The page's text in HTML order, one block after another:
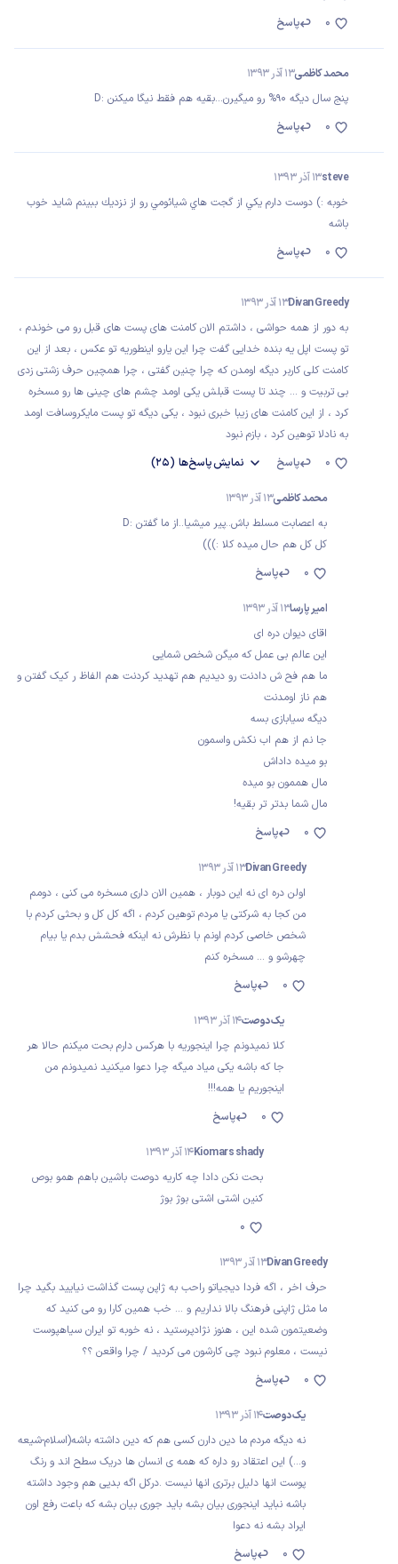
پاسخ
0
محمد کاظمی13 آذر 1393
پنج سال دیگه 90% رو میگیرن...بقیه هم فقط نیگا میکنن :D
پاسخ
0
steve13 آذر 1393
خوبه :) دوست دارم يكي از گجت هاي شيائومي رو از نزديك ببينم شايد خوب
باشه
پاسخ
0
Divan Greedy13 آذر 1393
به دور از همه حواشی ، داشتم الان کامنت های پست های قبل رو می خوندم ،
تو پست اپل یه بنده خدایی گفت چرا این یارو اینطوریه تو عکس ، بعد از این
کامنت کلی کاربر دیگه اومدن که چرا چنین گفتی ، چرا همچین حرف زشتی زدی
بی تربیت و ... چند تا پست قبلش یکی اومد چشم های چینی ها رو مسخره
کرد ، از این کامنت های زیبا خبری نبود ، یکی دیگه تو پست مایکروسافت اومد
به نادلا توهین کرد ، بازم نبود
پاسخ
نمایشپاسخ‌ها (25) 0
محمد کاظمی13 آذر 1393
به اعصابت مسلط باش..پیر میشیا..از ما گفتن :D
کل کل هم حال میده کلا :)))
پاسخ
0
امیر پارسا13 آذر 1393
اقای دیوان دره ای
این عالم بی عمل که میگن شخص شمایی
ما هم فح ش دادنت رو دیدیم هم تهدید کردنت هم الفاظ ر کیک گفتن و
هم ناز اومدنت
دیگه سیابازی بسه
جا نم از هم اب نکش واسمون
بو میده داداش
مال هممون بو میده
مال شما بدتر تر بقیه!
پاسخ
0
Divan Greedy13 آذر 1393
اولن دره ای نه این دوبار ، همین الان داری مسخره می کنی ، دومم
من کجا به شرکتی یا مردم توهین کردم ، اگه کل کل و بحثی کردم با
شخص خاصی کردم اونم با نظرش نه اینکه فحشش بدم یا بیام
چهرشو و ... مسخره کنم
پاسخ
0
یک دوصت14 آذر 1393
کلا نمیدونم چرا اینجوریه با هرکس دارم بحت میکنم حالا هر
جا که باشه یکی میاد میگه چرا دعوا میکنید نمیدونم من
اینجوریم یا همه!!!
پاسخ
0
Kiomars shady14 آذر 1393
بحت نکن دادا چه کاریه دوصت باشین باهم همو بوص
کنین اشتی اشتی بوژ بوژ
0
Divan Greedy13 آذر 1393
حرف اخر ، اگه فردا دیجیاتو راحب به ژاپن پست گذاشت نیایید بگید چرا
ما مثل ژاپنی فرهنگ بالا نداریم و ... خب همین کارا رو می کنید که
وضعیتمون شده این ، هنوز نژادپرستید ، نه خوبه تو ایران سیاهپوست
نیست ، معلوم نبود چی کارشون می کردید / چرا واقعن ؟؟
پاسخ
0
یک دوصت14 آذر 1393
نه دیگه مردم ما دین دارن کسی هم که دین داشته باشه(اسلام-شیعه
و...) این اعتقاد رو داره که همه ی انسان ها دریک سطح اند و رنگ
پوست انها دلیل برتری انها نیست .درکل اگه بدیی هم وجود داشته
باشه نباید اینجوری بیان بشه باید جوری بیان بشه که باعت رفع اون
ایراد بشه نه دعوا
پاسخ
0